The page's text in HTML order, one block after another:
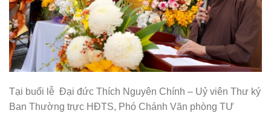
Tại buổi lễ Đại đức Thích Nguyên Chính – Uỷ viên Thư ký
Ban Thường trực HĐTS, Phó Chánh Văn phòng TƯ